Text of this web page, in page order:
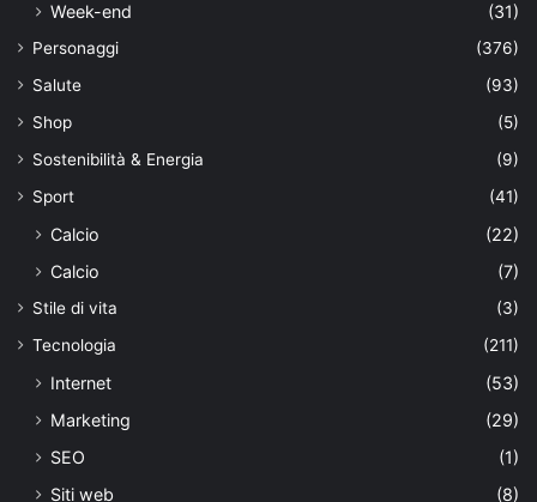
Week-end
(31)
Personaggi
(376)
Salute
(93)
Shop
(5)
Sostenibilità & Energia
(9)
Sport
(41)
Calcio
(22)
Calcio
(7)
Stile di vita
(3)
Tecnologia
(211)
Internet
(53)
Marketing
(29)
SEO
(1)
Siti web
(8)